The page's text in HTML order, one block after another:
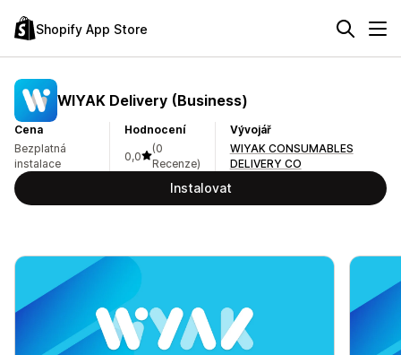
Shopify App Store
WIYAK Delivery (Business)
Cena
Bezplatná
instalace
Hodnocení
0,0
(0
Recenze)
Vývojář
WIYAK CONSUMABLES
DELIVERY CO
Instalovat